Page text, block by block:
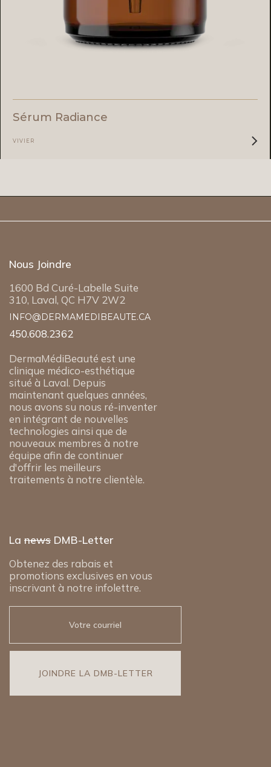
Sérum Radiance
VIVIER
Nous Joindre
1600 Bd Curé-Labelle Suite
310, Laval, QC H7V 2W2
INFO@DERMAMEDIBEAUTE.CA
450.608.2362
DermaMédiBeauté est une
clinique médico-esthétique
situé à Laval. Depuis
maintenant quelques années,
nous avons su nous ré-inventer
en intégrant de nouvelles
technologies ainsi que de
nouveaux membres à notre
équipe afin de continuer
d'offrir les meilleurs
traitements à notre clientèle.
La news DMB-Letter
Obtenez des rabais et
promotions exclusives en vous
inscrivant à notre infolettre.